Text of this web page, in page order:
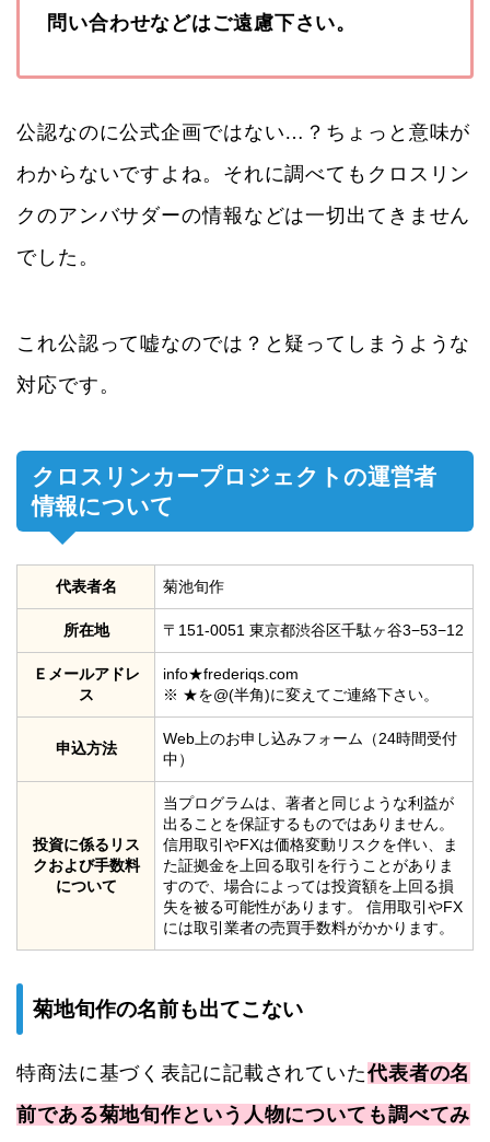
問い合わせなどはご遠慮下さい。
公認なのに公式企画ではない…？ちょっと意味が
わからないですよね。それに調べてもクロスリン
クのアンバサダーの情報などは一切出てきません
でした。
これ公認って嘘なのでは？と疑ってしまうような
対応です。
クロスリンカープロジェクトの運営者
情報について
代表者名 菊池旬作
所在地 〒151-0051 東京都渋谷区千駄ヶ谷3−53−12
Ｅメールアドレ
ス
info★frederiqs.com
※ ★を@(半角)に変えてご連絡下さい。
申込方法
Web上のお申し込みフォーム（24時間受付
中）
投資に係るリス
クおよび手数料
について
当プログラムは、著者と同じような利益が
出ることを保証するものではありません。
信用取引やFXは価格変動リスクを伴い、ま
た証拠金を上回る取引を行うことがありま
すので、場合によっては投資額を上回る損
失を被る可能性があります。 信用取引やFX
には取引業者の売買手数料がかかります。
菊地旬作の名前も出てこない
特商法に基づく表記に記載されていた代表者の名
前である菊地旬作という人物についても調べてみ